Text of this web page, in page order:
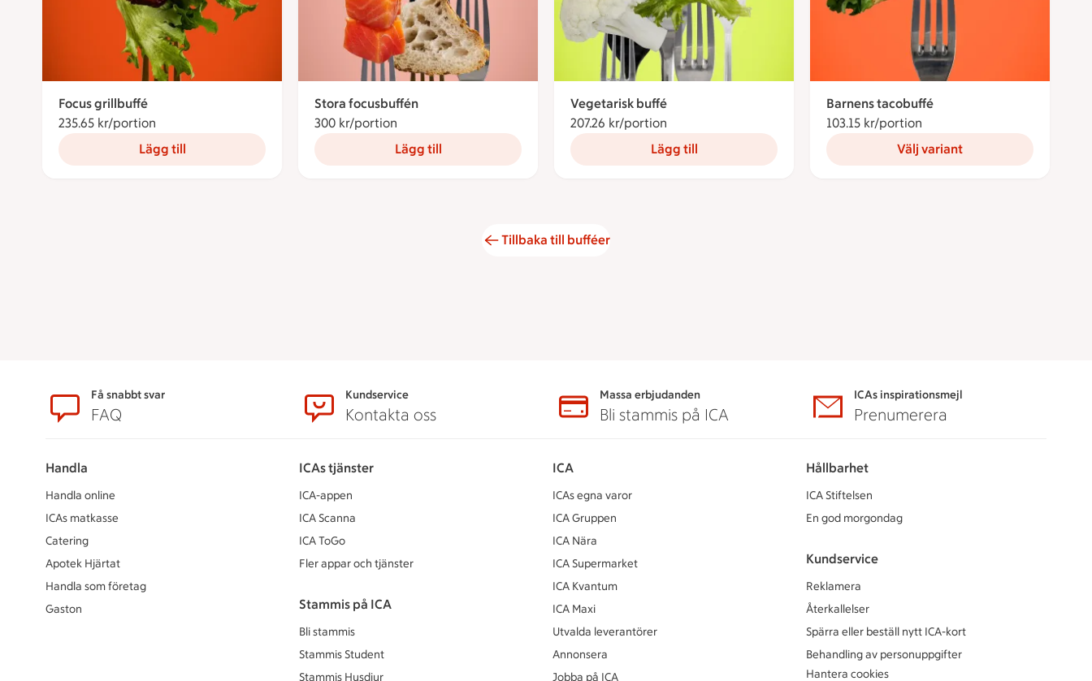
Focus grillbuffé
235.65 kr/portion
Lägg till
Stora focusbuffén
300 kr/portion
Lägg till
Vegetarisk buffé
207.26 kr/portion
Lägg till
Barnens tacobuffé
103.15 kr/portion
Välj variant
Tillbaka till bufféer
SidfotFå snabbt svar
FAQ
Kundservice
Kontakta oss
Massa erbjudanden
Bli stammis på ICA
ICAs inspirationsmejl
Prenumerera
Handla
Handla online
ICAs matkasse
Catering
Apotek Hjärtat
Handla som företag
Gaston
ICAs tjänster
ICA-appen
ICA Scanna
ICA ToGo
Fler appar och tjänster
Stammis på ICA
Bli stammis
Stammis Student
Stammis Husdjur
ICA
ICAs egna varor
ICA Gruppen
ICA Nära
ICA Supermarket
ICA Kvantum
ICA Maxi
Utvalda leverantörer
Annonsera
Jobba på ICA
Hållbarhet
ICA Stiftelsen
En god morgondag
Kundservice
Reklamera
Återkallelser
Spärra eller beställ nytt ICA-kort
Behandling av personuppgifter
Hantera cookies